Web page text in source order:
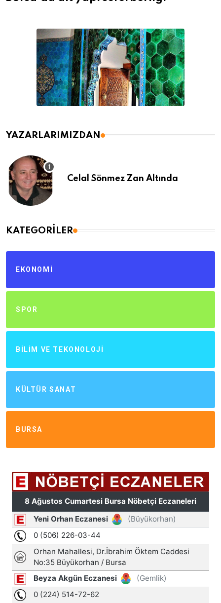
YAZARLARIMIZDAN
Celal Sönmez Zan Altında
KATEGORILER
EKONOMI
SPOR
BILIM VE TEKONOLOJI
KÜLTÜR SANAT
BURSA